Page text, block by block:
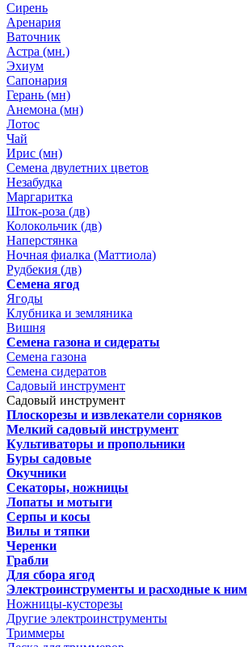
Сирень
Аренария
Ваточник
Астра (мн.)
Эхиум
Сапонария
Герань (мн)
Анемона (мн)
Лотос
Чай
Ирис (мн)
Семена двулетних цветов
Незабудка
Маргаритка
Шток-роза (дв)
Колокольчик (дв)
Наперстянка
Ночная фиалка (Маттиола)
Рудбекия (дв)
Семена ягод
Ягоды
Клубника и земляника
Вишня
Семена газона и сидераты
Семена газона
Семена сидератов
Садовый инструмент
Садовый инструмент
Плоскорезы и извлекатели сорняков
Мелкий садовый инструмент
Культиваторы и пропольники
Буры садовые
Окучники
Секаторы, ножницы
Лопаты и мотыги
Серпы и косы
Вилы и тяпки
Черенки
Грабли
Для сбора ягод
Электроинструменты и расходные к ним
Ножницы-кусторезы
Другие электроинструменты
Триммеры